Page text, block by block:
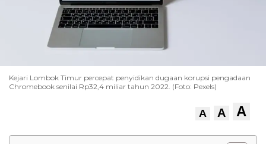
Kejari Lombok Timur percepat penyidikan dugaan korupsi pengadaan
Chromebook senilai Rp32,4 miliar tahun 2022. (Foto: Pexels)
A A A